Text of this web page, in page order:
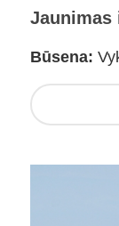
Jaunimas
Būsena: